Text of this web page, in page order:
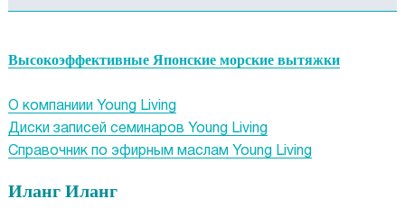
Высокоэффективные Японские морские вытяжки
О компаниии Young Living
Диски записей семинаров Young Living
Справочник по эфирным маслам Young Living
Иланг Иланг